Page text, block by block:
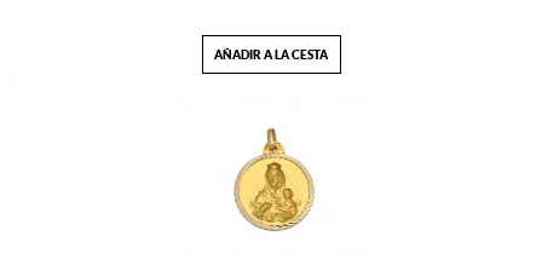
AÑADIR A LA CESTA